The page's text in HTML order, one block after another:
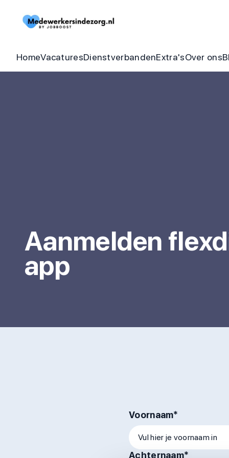
HomeVacatures
Begeleider vacatures
Thuishulp vacatures
Dienstverbanden
Detachering
In dienst zorgorganisatie
Extra'sOver ons
Aanmelden
app
Voornaam*
Achternaam*